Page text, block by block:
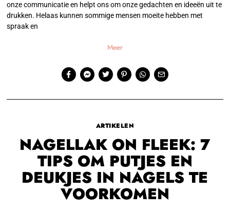
onze communicatie en helpt ons om onze gedachten en ideeën uit te
drukken. Helaas kunnen sommige mensen moeite hebben met
spraak en
Meer
ARTIKELEN
NAGELLAK ON FLEEK: 7
TIPS OM PUTJES EN
DEUKJES IN NAGELS TE
VOORKOMEN